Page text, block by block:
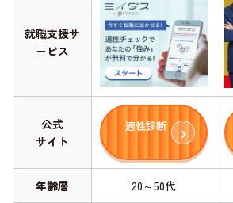
就職支援サ
ービス
公式
サイト
適性診断
年齢層 20～50代